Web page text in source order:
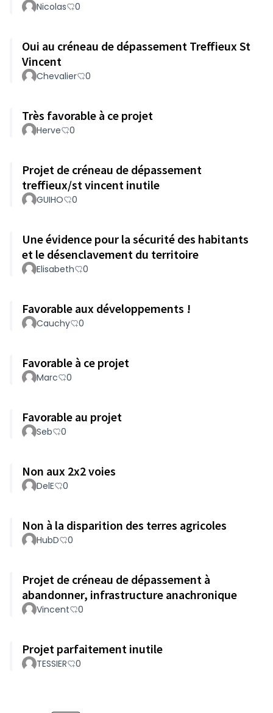
Nicolas 0
Oui au créneau de dépassement Treffieux St
Vincent
Chevalier 0
Très favorable à ce projet
Herve 0
Projet de créneau de dépassement
treffieux/st vincent inutile
GUIHO 0
Une évidence pour la sécurité des habitants
et le désenclavement du territoire
Elisabeth 0
Favorable aux développements !
Cauchy 0
Favorable à ce projet
Marc 0
Favorable au projet
Seb 0
Non aux 2x2 voies
DelE 0
Non à la disparition des terres agricoles
HubD 0
Projet de créneau de dépassement à
abandonner, infrastructure anachronique
Vincent 0
Projet parfaitement inutile
TESSIER 0